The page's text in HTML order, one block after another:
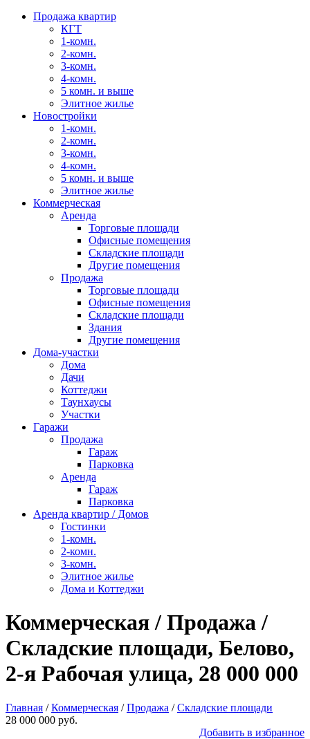
Продажа квартир
КГТ
1-комн.
2-комн.
3-комн.
4-комн.
5 комн. и выше
Элитное жилье
Новостройки
1-комн.
2-комн.
3-комн.
4-комн.
5 комн. и выше
Элитное жилье
Коммерческая
Аренда
Торговые площади
Офисные помещения
Складские площади
Другие помещения
Продажа
Торговые площади
Офисные помещения
Складские площади
Здания
Другие помещения
Дома-участки
Дома
Дачи
Коттеджи
Таунхаусы
Участки
Гаражи
Продажа
Гараж
Парковка
Аренда
Гараж
Парковка
Аренда квартир / Домов
Гостинки
1-комн.
2-комн.
3-комн.
Элитное жилье
Дома и Коттеджи
Коммерческая / Продажа /
Складские площади, Белово,
2-я Рабочая улица, 28 000 000
Главная /Коммерческая /Продажа /Складские площади
28 000 000 руб.
Добавить в избранное